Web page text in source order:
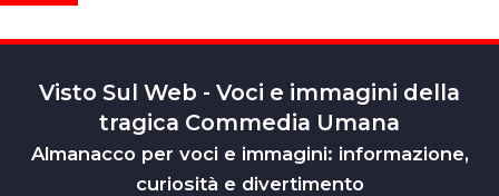
Visto Sul Web - Voci e immagini della
tragica Commedia Umana
Almanacco per voci e immagini: informazione,
curiosità e divertimento